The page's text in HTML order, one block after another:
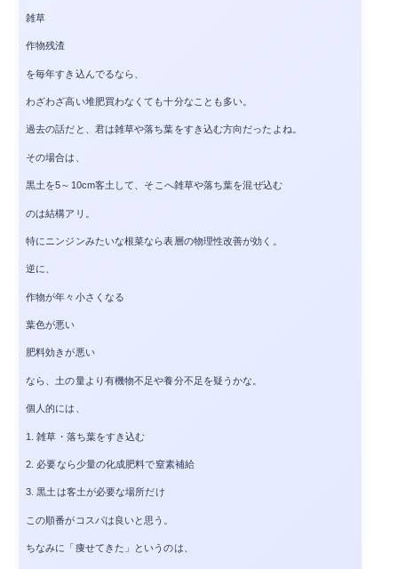
雑草
作物残渣
を毎年すき込んでるなら、
わざわざ高い堆肥買わなくても十分なことも多い。
過去の話だと、君は雑草や落ち葉をすき込む方向だったよね。
その場合は、
黒土を5～10cm客土して、そこへ雑草や落ち葉を混ぜ込む
のは結構アリ。
特にニンジンみたいな根菜なら表層の物理性改善が効く。
逆に、
作物が年々小さくなる
葉色が悪い
肥料効きが悪い
なら、土の量より有機物不足や養分不足を疑うかな。
個人的には、
1. 雑草・落ち葉をすき込む
2. 必要なら少量の化成肥料で窒素補給
3. 黒土は客土が必要な場所だけ
この順番がコスパは良いと思う。
ちなみに「痩せてきた」というのは、